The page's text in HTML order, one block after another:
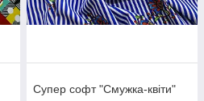
Супер софт "Смужка-квіти"